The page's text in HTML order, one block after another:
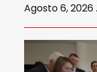
Agosto 6, 2026